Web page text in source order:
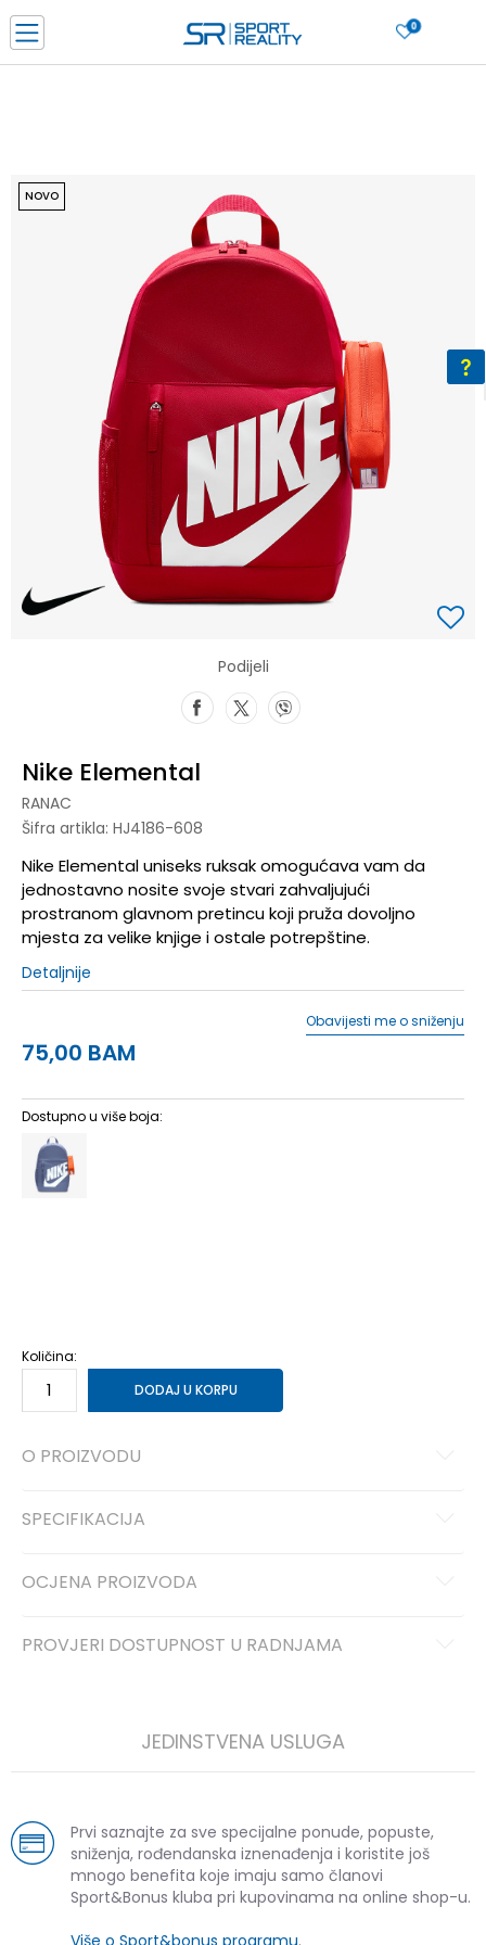
0
CLICK & COLLECT Platite karticom online i preuzmite u prodavnici po vašem
izboru
SAZNAJTE VIŠE
NOVO
Podijeli
Nike Elemental
RANAC
Šifra artikla: HJ4186-608
Nike Elemental uniseks ruksak omogućava vam da
jednostavno nosite svoje stvari zahvaljujući
prostranom glavnom pretincu koji pruža dovoljno
mjesta za velike knjige i ostale potrepštine.
Detaljnije
75,00 BAM
Obavijesti me o sniženju
Dostupno u više boja:
Količina:
DODAJ U KORPU
O PROIZVODU
SPECIFIKACIJA
OCJENA PROIZVODA
PROVJERI DOSTUPNOST U RADNJAMA
JEDINSTVENA USLUGA
Prvi saznajte za sve specijalne ponude, popuste,
sniženja, rođendanska iznenađenja i koristite još
mnogo benefita koje imaju samo članovi
Sport&Bonus kluba pri kupovinama na online shop-u.
Više o Sport&bonus programu.